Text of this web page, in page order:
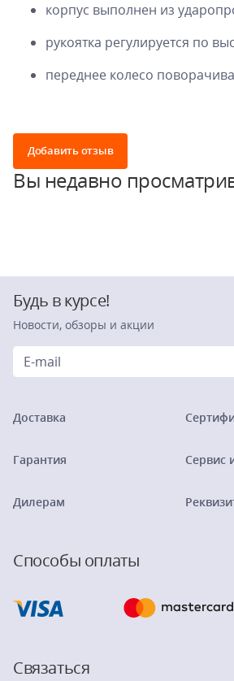
корпус выполнен из
рукоятка регулируется по
переднее колесо
Добавить отзыв
Вы недавно
Будь в курсе!
Новости, обзоры и акции
Доставка
Гарантия
Дилерам
Сервис
Способы оплаты
Связаться